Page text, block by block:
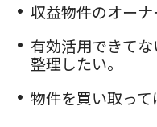
収益物件のオーナ
有効活用できて
整理したい。
物件を買い取って